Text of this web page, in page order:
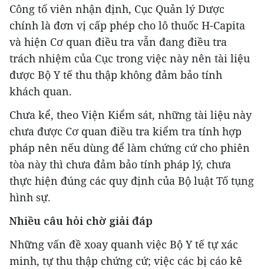
Công tố viên nhận định, Cục Quản lý Dược
chính là đơn vị cấp phép cho lô thuốc H-Capita
và hiện Cơ quan điều tra vẫn đang điều tra
trách nhiệm của Cục trong việc này nên tài liệu
được Bộ Y tế thu thập không đảm bảo tính
khách quan.
Chưa kể, theo Viện Kiểm sát, những tài liệu này
chưa được Cơ quan điều tra kiểm tra tính hợp
pháp nên nếu dùng để làm chứng cứ cho phiên
tòa này thì chưa đảm bảo tính pháp lý, chưa
thực hiện đúng các quy định của Bộ luật Tố tụng
hình sự.
Nhiều câu hỏi chờ giải đáp
Những vấn đề xoay quanh việc Bộ Y tế tự xác
minh, tự thu thập chứng cứ; việc các bị cáo kê